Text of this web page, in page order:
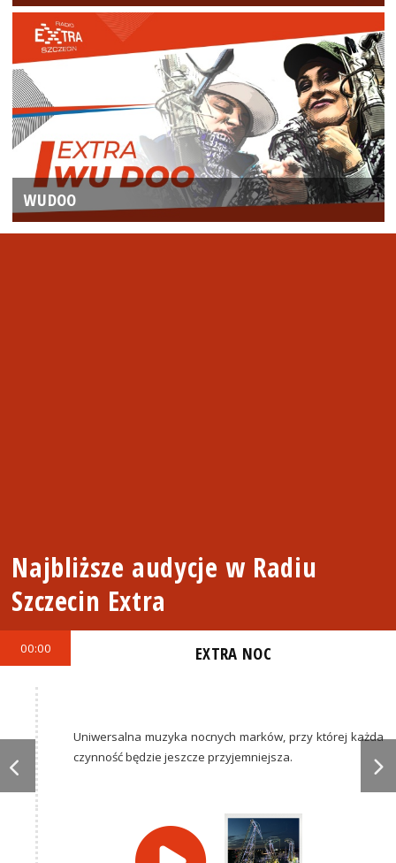
WUDOO
Najbliższe audycje w Radiu
Szczecin Extra
00:00 EXTRA NOC
Uniwersalna muzyka nocnych marków, przy której każda
czynność będzie jeszcze przyjemniejsza.